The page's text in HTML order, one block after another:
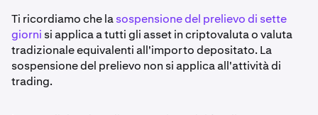
Ti ricordiamo che lasospensione del prelievo di sette
giorni si applica a tutti gli asset in criptovaluta o valuta
tradizionale equivalenti all'importo depositato. La
sospensione del prelievo non si applica all'attività di
trading.